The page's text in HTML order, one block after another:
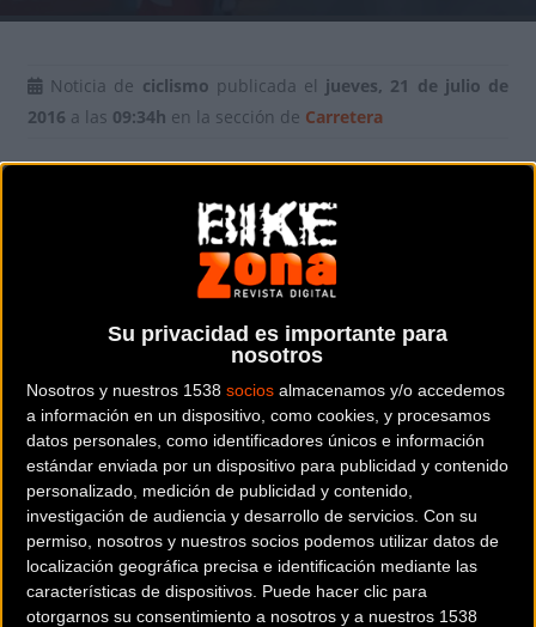
Su privacidad es importante para
nosotros
Nosotros y nuestros 1538 socios almacenamos y/o accedemos
a información en un dispositivo, como cookies, y procesamos
datos personales, como identificadores únicos e información
estándar enviada por un dispositivo para publicidad y contenido
personalizado, medición de publicidad y contenido,
investigación de audiencia y desarrollo de servicios. Con su
permiso, nosotros y nuestros socios podemos utilizar datos de
localización geográfica precisa e identificación mediante las
características de dispositivos. Puede hacer clic para
otorgarnos su consentimiento a nosotros y a nuestros 1538
Noticia de ciclismo publicada el jueves, 21 de julio de
2016 a las 09:34h en la sección de Carretera
donde no hubo ningún problema para que el líder Froome
aumentara un poco más su ventaja al frente de la general.
El dominio del Team Sky es tan abrumador que nadie
puede atacar. El deseo de hacerlo está ahí pero nadie
puede con Froome y su séquito.
Ayer nuevo golpe de mano. El equipo escoltó a Froome a la
perfección y en los últimos kilómetros tuvo tiempo para
atacar y meter más tiempo a sus rivales directos que ya
solo aspiran al segundo y tercer puesto del cajón.
El ruso Ilnur Zakarinfue el ganador de la etapa, su primera
victoria en el Tour de Francia.